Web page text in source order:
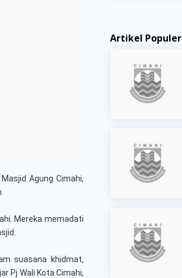
Agung Cimahi,
Mereka memadati
suasana khidmat,
Pj Wali Kota Cimahi,
Artikel Populer